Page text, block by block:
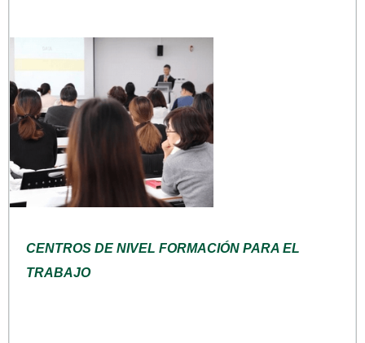
CENTROS DE NIVEL FORMACIÓN PARA EL
TRABAJO